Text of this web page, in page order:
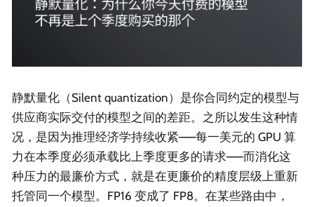
静默量化（Silent quantization）是你合同约定的模型与
供应商实际交付的模型之间的差距。之所以发生这种情
况，是因为推理经济学持续收紧——每一美元的 GPU 算
力在本季度必须承载比上季度更多的请求——而消化这
种压力的最廉价方式，就是在更廉价的精度层级上重新
托管同一个模型。FP16 变成了 FP8。在某些路由中，